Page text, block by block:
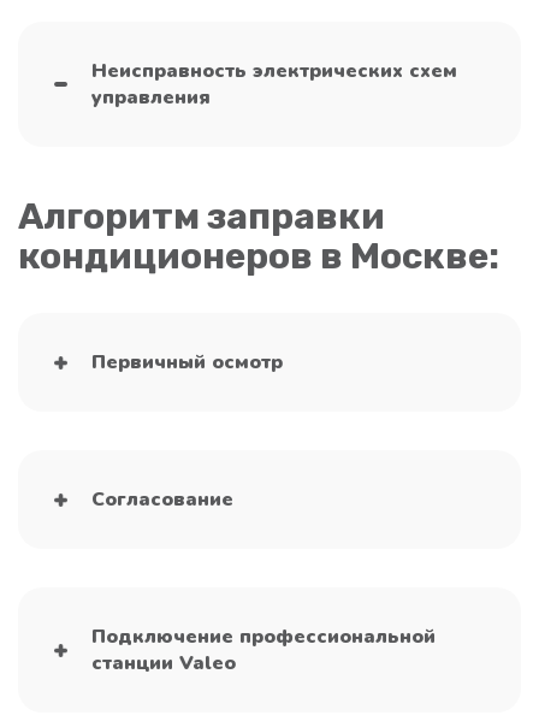
Неисправность электрических схем
управления
Алгоритм заправки
кондиционеров в Москве:
Первичный осмотр
Согласование
Подключение профессиональной
станции Valeo